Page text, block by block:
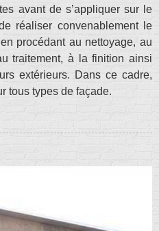
avant de s’appliquer sur le
réaliser convenablement le
procédant au nettoyage, au
traitement, à la finition ainsi
extérieurs. Dans ce cadre,
tous types de façade.